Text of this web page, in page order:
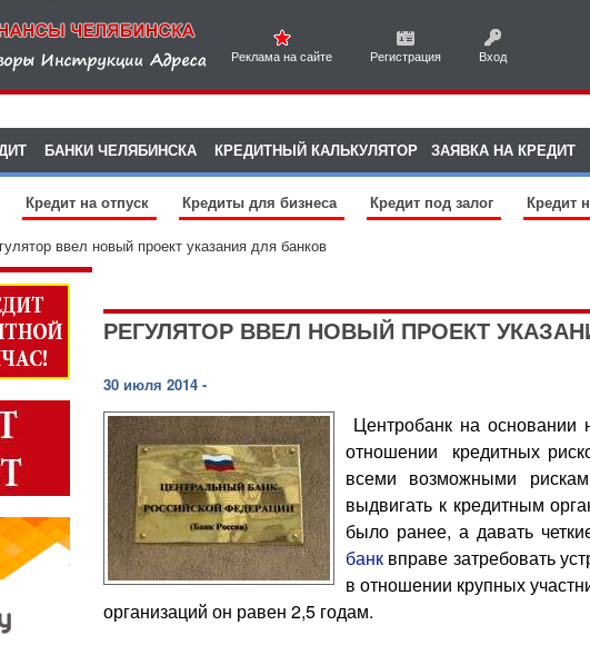
Реклама на сайте Регистрация Вход
БАНКИ ЧЕЛЯБИНСКА КРЕДИТНЫЙ КАЛЬКУЛЯТОР ЗАЯВКА НА КРЕДИТ
Кредит на отпуск Кредиты для бизнеса Кредит под залог Кредит
ввел новый проект указания для банков
РЕГУЛЯТОР ВВЕЛ НОВЫЙ ПРОЕКТ
30 июля 2014 -
Центробанк на основании
отношении кредитных
всеми возможными
выдвигать к кредитным
было ранее, а давать
банк вправе затребовать
в отношении крупных
организаций он равен 2,5 годам.